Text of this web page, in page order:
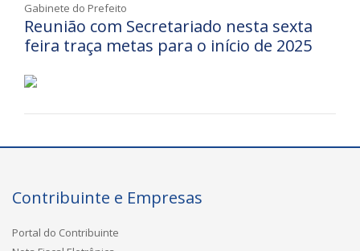
Gabinete do Prefeito
Reunião com Secretariado nesta sexta
feira traça metas para o início de 2025
Contribuinte e Empresas
Portal do Contribuinte